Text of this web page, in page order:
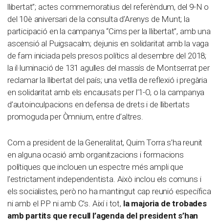
llibertat”; actes commemoratius del referèndum, del 9-N o
del 10è aniversari de la consulta d’Arenys de Munt; la
participació en la campanya “Cims per la llibertat”, amb una
ascensió al Puigsacalm; dejunis en solidaritat amb la vaga
de fam iniciada pels presos polítics al desembre del 2018;
la il·luminació de 131 agulles del massís de Montserrat per
reclamar la llibertat del país; una vetlla de reflexió i pregària
en solidaritat amb els encausats per l’1-O, o la campanya
d’autoinculpacions en defensa de drets i de llibertats
promoguda per Òmnium, entre d’altres.
Com a president de la Generalitat, Quim Torra s’ha reunit
en alguna ocasió amb organitzacions i formacions
polítiques que inclouen un espectre més ampli que
l’estrictament independentista. Això inclou els comuns i
els socialistes, però no ha mantingut cap reunió específica
ni amb el PP ni amb C’s. Així i tot, la majoria de trobades
amb partits que recull l’agenda del president s’han